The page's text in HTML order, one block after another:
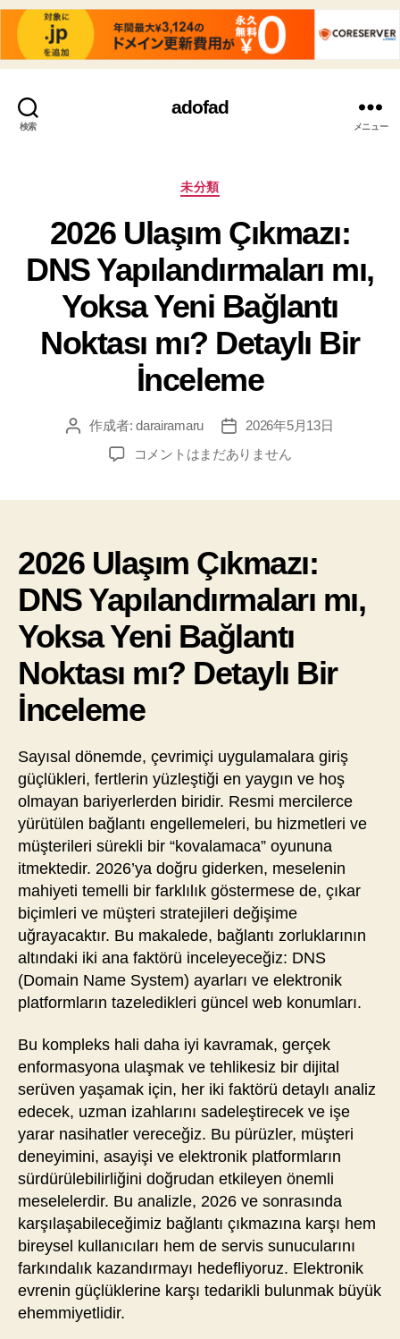
検索
adofad
メニュー
カ
ゴ
リ
ー
未分類
2026 Ulaşım Çıkmazı:
DNS Yapılandırmaları mı,
Yoksa Yeni Bağlantı
Noktası mı? Detaylı Bir
İnceleme
投
作成者:darairamaru
投
稿
日
2026年5月13日
2026
Yoksa
Yeni
Bağlantı
Noktası
mı?
Detaylı
Bir
İnceleme
コメントはまだありません
2026 Ulaşım Çıkmazı:
DNS Yapılandırmaları mı,
Yoksa Yeni Bağlantı
Noktası mı? Detaylı Bir
İnceleme
Sayısal dönemde, çevrimiçi uygulamalara giriş
güçlükleri, fertlerin yüzleştiği en yaygın ve hoş
olmayan bariyerlerden biridir. Resmi mercilerce
yürütülen bağlantı engellemeleri, bu hizmetleri ve
müşterileri sürekli bir “kovalamaca” oyununa
itmektedir. 2026’ya doğru giderken, meselenin
mahiyeti temelli bir farklılık göstermese de, çıkar
biçimleri ve müşteri stratejileri değişime
uğrayacaktır. Bu makalede, bağlantı zorluklarının
altındaki iki ana faktörü inceleyeceğiz: DNS
(Domain Name System) ayarları ve elektronik
platformların tazeledikleri güncel web konumları.
Bu kompleks hali daha iyi kavramak, gerçek
enformasyona ulaşmak ve tehlikesiz bir dijital
serüven yaşamak için, her iki faktörü detaylı analiz
edecek, uzman izahlarını sadeleştirecek ve işe
yarar nasihatler vereceğiz. Bu pürüzler, müşteri
deneyimini, asayişi ve elektronik platformların
sürdürülebilirliğini doğrudan etkileyen önemli
meselelerdir. Bu analizle, 2026 ve sonrasında
karşılaşabileceğimiz bağlantı çıkmazına karşı hem
bireysel kullanıcıları hem de servis sunucularını
farkındalık kazandırmayı hedefliyoruz. Elektronik
evrenin güçlüklerine karşı tedarikli bulunmak büyük
ehemmiyetlidir.